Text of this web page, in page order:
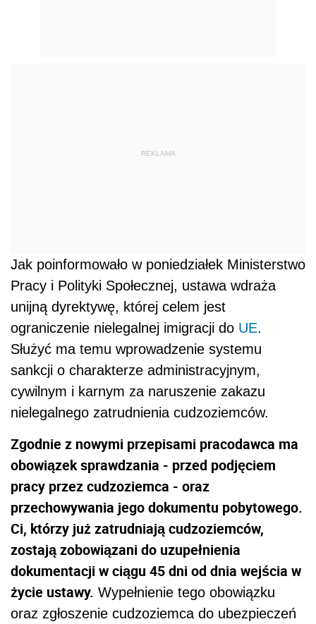
REKLAMA
Jak poinformowało w poniedziałek Ministerstwo
Pracy i Polityki Społecznej, ustawa wdraża
unijną dyrektywę, której celem jest
ograniczenie nielegalnej imigracji do UE.
Służyć ma temu wprowadzenie systemu
sankcji o charakterze administracyjnym,
cywilnym i karnym za naruszenie zakazu
nielegalnego zatrudnienia cudzoziemców.
Zgodnie z nowymi przepisami pracodawca ma
obowiązek sprawdzania - przed podjęciem
pracy przez cudzoziemca - oraz
przechowywania jego dokumentu pobytowego.
Ci, którzy już zatrudniają cudzoziemców,
zostają zobowiązani do uzupełnienia
dokumentacji w ciągu 45 dni od dnia wejścia w
życie ustawy. Wypełnienie tego obowiązku
oraz zgłoszenie cudzoziemca do ubezpieczeń